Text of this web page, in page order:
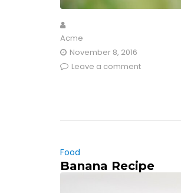
Acme
November 8, 2016
Leave a comment
Food
Banana Recipe